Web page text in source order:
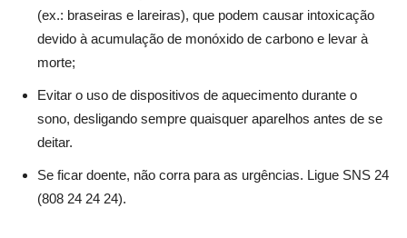
(ex.: braseiras e lareiras), que podem causar intoxicação
devido à acumulação de monóxido de carbono e levar à
morte;
Evitar o uso de dispositivos de aquecimento durante o
sono, desligando sempre quaisquer aparelhos antes de se
deitar.
Se ficar doente, não corra para as urgências. Ligue SNS 24
(808 24 24 24).